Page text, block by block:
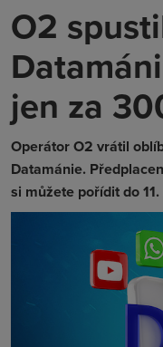
O2
jen za
Operátor O2 vrátil
Datamánie.
si můžete pořídit do